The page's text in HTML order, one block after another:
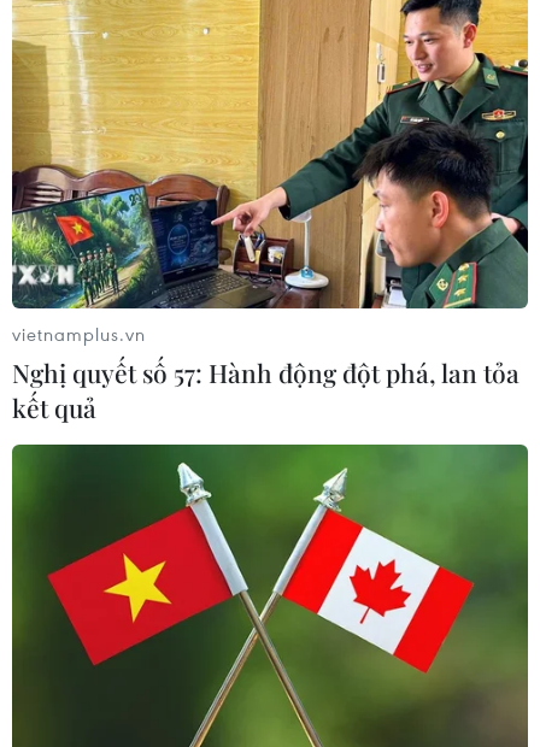
Giá dầu tăng hơn 1% sau một tuần giao
dịch ảm đạm
28/05/2024 00:21
Giá dầu Brent giao tháng 7/2024 tăng 1 USD (1,2%) lên
83,12 USD/thùng và giá dầu giao tháng 8/2024 tăng
1,04 USD lên 82,88 USD/thùng.
Giá dầu ổn định tại thị trường châu Á sau
vietnamplus.vn
Nghị quyết số 57: Hành động đột phá, lan tỏa
kết quả